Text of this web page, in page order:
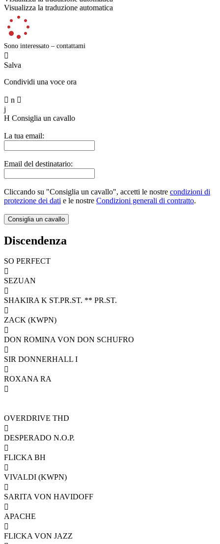
Visualizza la traduzione automatica
Sono interessato – contattami

Salva
Condividi una voce ora
 n 
j
H Consiglia un cavallo
La tua email:
Email del destinatario:
Cliccando su "Consiglia un cavallo", accetti le nostre condizioni di
protezione dei dati e le nostre Condizioni generali di contratto.
Discendenza
SO PERFECT

SEZUAN

SHAKIRA K ST.PR.ST. ** PR.ST.

ZACK (KWPN)

DON ROMINA VON DON SCHUFRO

SIR DONNERHALL I

ROXANA RA

OVERDRIVE THD

DESPERADO N.O.P.

FLICKA BH

VIVALDI (KWPN)

SARITA VON HAVIDOFF

APACHE

FLICKA VON JAZZ